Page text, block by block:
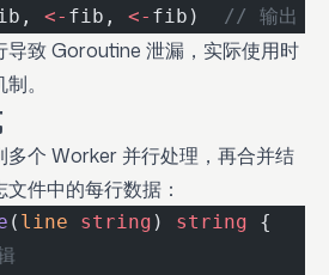
<- fib, <- fib) // 输出
导致 Goroutine 泄漏，实际使用时
。
多个 Worker 并行处理，再合并结
件中的每行数据：
( line string ) string {